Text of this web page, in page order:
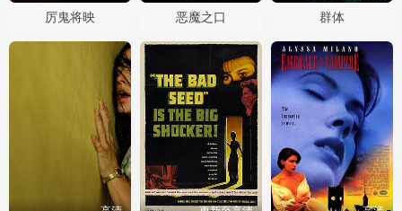
厉鬼将映 恶魔之口 群体